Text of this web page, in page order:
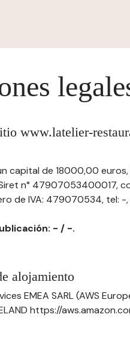
www.latelier-
capital de 18000,00
n° 47907053400017,
de IVA: 479070534, tel: -,
- / -.
alojamiento
EMEA SARL (AWS
https://